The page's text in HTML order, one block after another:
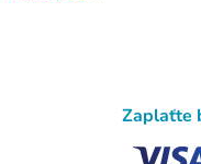
Zaplaťte